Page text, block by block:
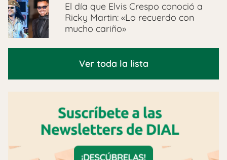
El día que Elvis Crespo conoció a
Ricky Martin: «Lo recuerdo con
mucho cariño»
Ver toda la lista